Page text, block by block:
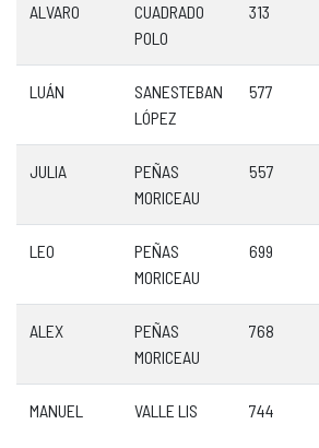
ALVARO
CUADRADO
POLO
313
LUÁN
SANESTEBAN
LÓPEZ
577
JULIA
PEÑAS
MORICEAU
557
LEO
PEÑAS
MORICEAU
699
ALEX
PEÑAS
MORICEAU
768
MANUEL VALLE LIS 744